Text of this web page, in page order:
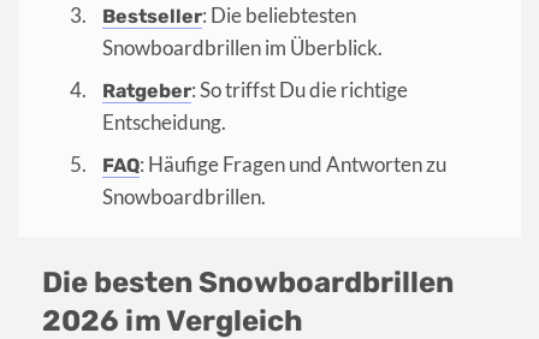
Bestseller: Die beliebtesten
Snowboardbrillen im Überblick.
Ratgeber: So triffst Du die richtige
Entscheidung.
FAQ: Häufige Fragen und Antworten zu
Snowboardbrillen.
Die besten Snowboardbrillen
2026 im Vergleich